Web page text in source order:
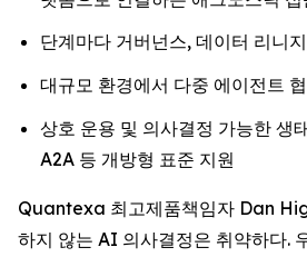
단계마다 거버넌스, 데이터 리니
대규모 환경에서 다중 에이전트
상호 운용 및 의사결정 가능한 생
A2A 등 개방형 표준 지원
Quantexa 최고제품책임자 Dan
하지 않는 AI 의사결정은 취약하다.